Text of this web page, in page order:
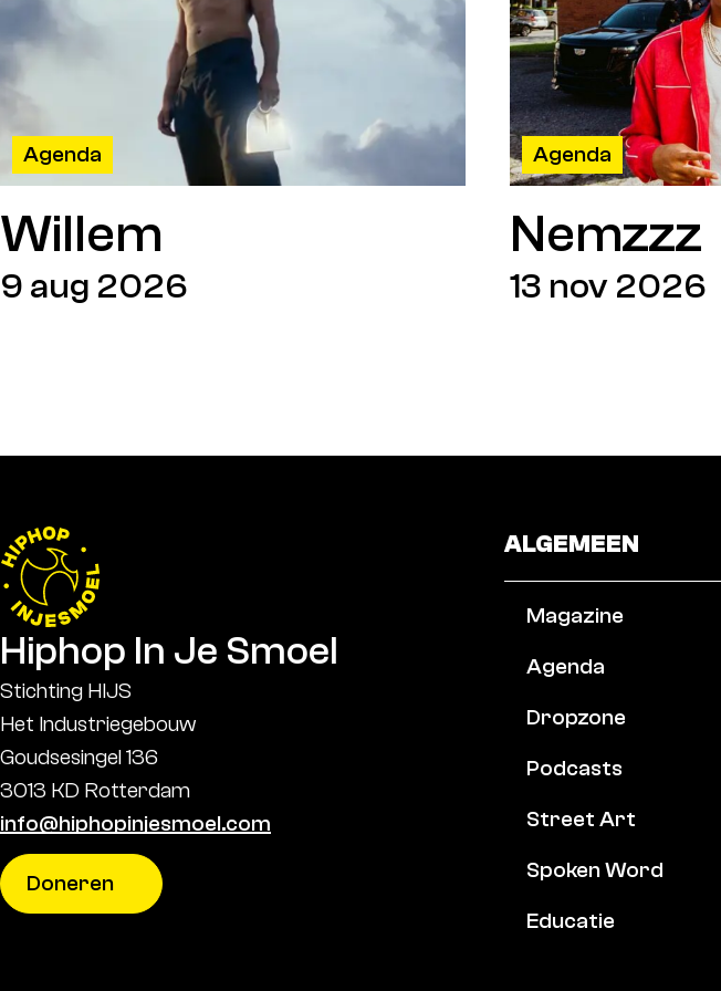
Agenda
Willem
9 aug 2026
Agenda
Nemzzz
13 nov 2026
Hiphop In Je Smoel
Stichting HIJS
Het Industriegebouw
Goudsesingel 136
3013 KD Rotterdam
info@hiphopinjesmoel.com
Doneren
ALGEMEEN
Magazine
Agenda
Dropzone
Podcasts
Street Art
Spoken Word
Educatie